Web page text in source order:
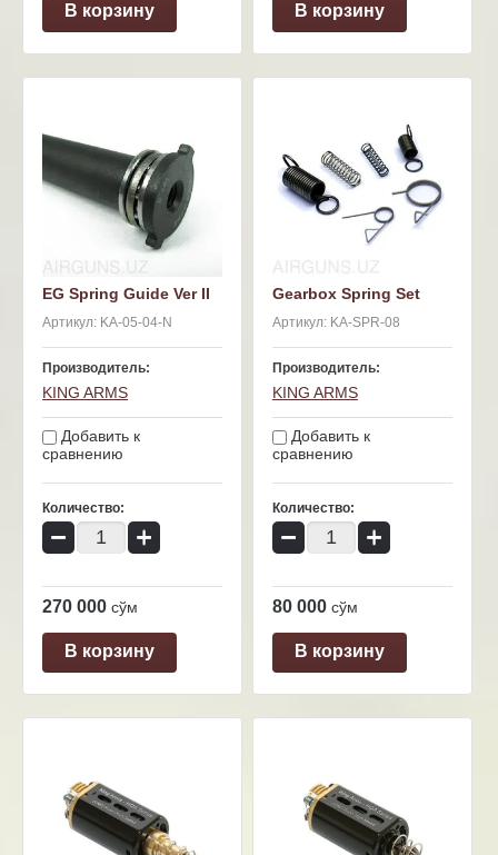
В корзину В корзину
EG Spring Guide Ver II
Артикул: KA-05-04-N
Производитель:
KING ARMS
Добавить к
сравнению
Количество:
− +
270 000 сўм
В корзину
Gearbox Spring Set
Артикул:KA-SPR-08
Производитель:
KING ARMS
Добавить к
сравнению
Количество:
− +
80 000 сўм
В корзину